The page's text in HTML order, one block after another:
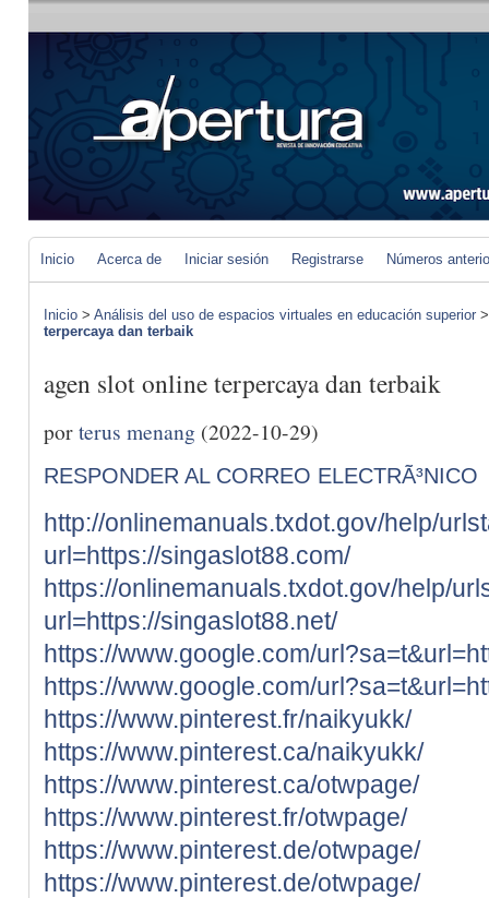
Inicio Acerca de Iniciar sesión Registrarse Números
Inicio > Análisis del uso de espacios virtuales en educación superior
terpercaya dan terbaik
agen slot online terpercaya dan terbaik
porterus menang (2022-10-29)
RESPONDER AL CORREO ELECTRÃ³NICO
http://onlinemanuals.txdot.gov/help/
url=https://singaslot88.com/
https://onlinemanuals.txdot.gov/help/
url=https://singaslot88.net/
https://www.google.com/
https://www.google.com/
https://www.pinterest.fr/naikyukk/
https://www.pinterest.ca/naikyukk/
https://www.pinterest.ca/otwpage/
https://www.pinterest.fr/otwpage/
https://www.pinterest.de/otwpage/
https://www.pinterest.de/otwpage/